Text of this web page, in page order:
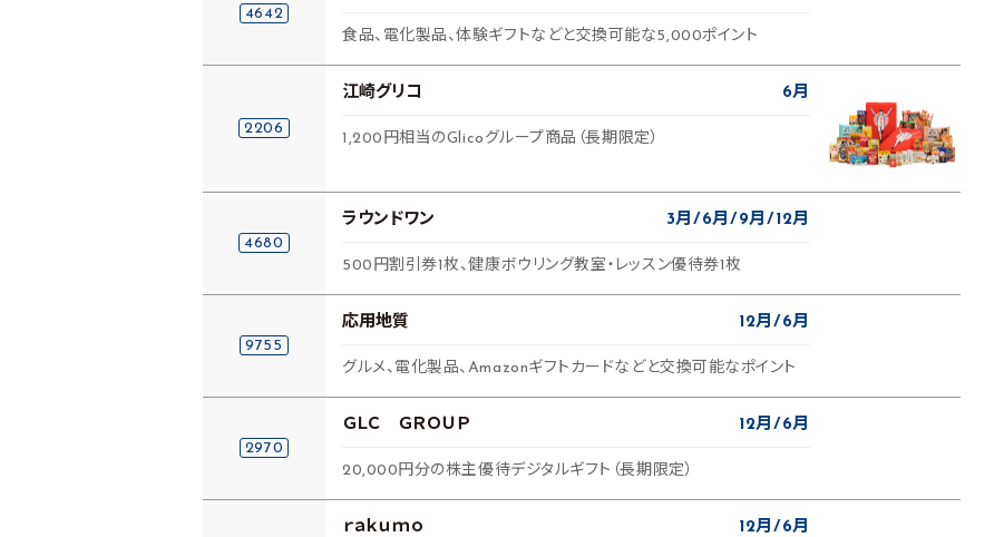
4642
食品、電化製品、体験ギフトなどと交換可能な5,000ポイント
2206
江崎グリコ 6月
1,200円相当のGlicoグループ商品（長期限定）
4680
ラウンドワン 3月 6月 9月 12月
500円割引券1枚、健康ボウリング教室・レッスン優待券1枚
9755
応用地質 12月 6月
グルメ、電化製品、Amazonギフトカードなどと交換可能なポイント
2970
ＧＬＣ ＧＲＯＵＰ 12月 6月
20,000円分の株主優待デジタルギフト（長期限定）
ｒａｋｕｍｏ 12月 6月